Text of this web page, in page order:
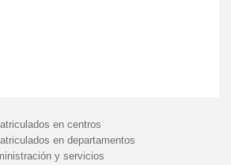
en centros
en departamentos
y servicios